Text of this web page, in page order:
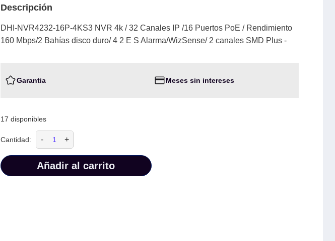
Descripción
DHI-NVR4232-16P-4KS3 NVR 4k / 32 Canales IP /16 Puertos PoE / Rendimiento
160 Mbps/2 Bahías disco duro/ 4 2 E S Alarma/WizSense/ 2 canales SMD Plus -
Garantia Meses sin intereses
17 disponibles
Cantidad: - +
Añadir al carrito